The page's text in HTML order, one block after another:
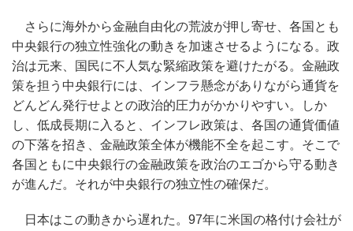
さらに海外から金融自由化の荒波が押し寄せ、各国とも
中央銀行の独立性強化の動きを加速させるようになる。政
治は元来、国民に不人気な緊縮政策を避けたがる。金融政
策を担う中央銀行には、インフラ懸念がありながら通貨を
どんどん発行せよとの政治的圧力がかかりやすい。しか
し、低成長期に入ると、インフレ政策は、各国の通貨価値
の下落を招き、金融政策全体が機能不全を起こす。そこで
各国ともに中央銀行の金融政策を政治のエゴから守る動き
が進んだ。それが中央銀行の独立性の確保だ。
日本はこの動きから遅れた。97年に米国の格付け会社が